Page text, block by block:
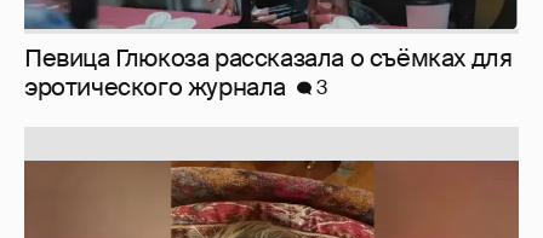
Юлия Высоцкая выложила селфи без